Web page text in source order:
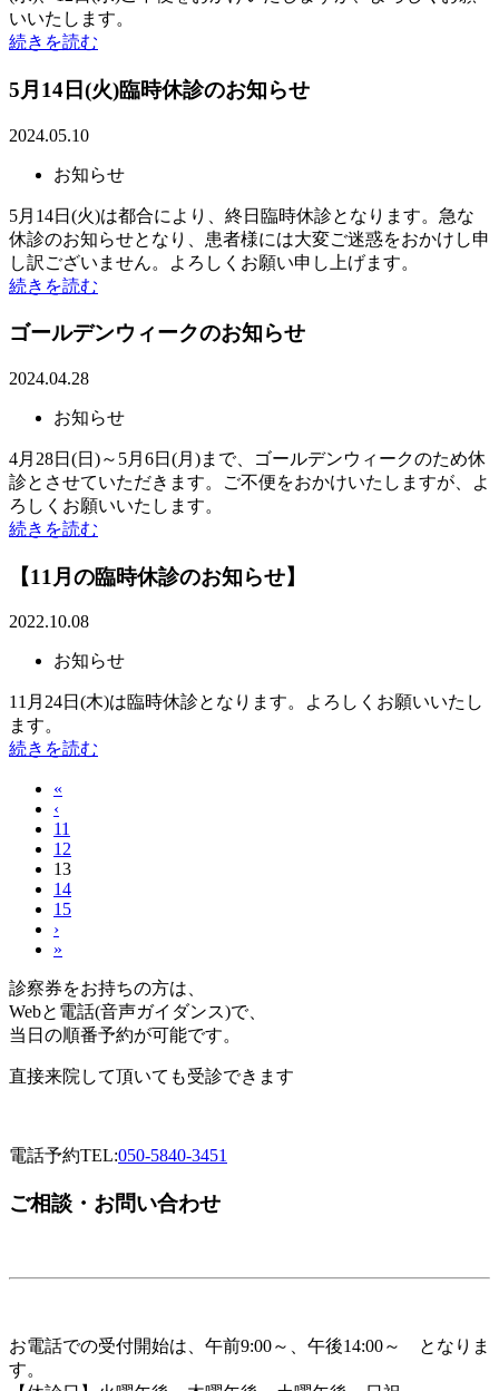
いいたします。
続きを読む
5月14日(火)臨時休診のお知らせ
2024.05.10
お知らせ
5月14日(火)は都合により、終日臨時休診となります。急な
休診のお知らせとなり、患者様には大変ご迷惑をおかけし申
し訳ございません。よろしくお願い申し上げます。
続きを読む
ゴールデンウィークのお知らせ
2024.04.28
お知らせ
4月28日(日)～5月6日(月)まで、ゴールデンウィークのため休
診とさせていただきます。ご不便をおかけいたしますが、よ
ろしくお願いいたします。
続きを読む
【11月の臨時休診のお知らせ】
2022.10.08
お知らせ
11月24日(木)は臨時休診となります。よろしくお願いいたし
ます。
続きを読む
«
‹
11
12
13
14
15
›
»
診察券をお持ちの方は、
Webと電話(音声ガイダンス)で、
当日の順番予約が可能です。
直接来院して頂いても受診できます
電話予約TEL:050-5840-3451
ご相談・お問い合わせ
お電話での受付開始は、午前9:00～、午後14:00～ となりま
す。